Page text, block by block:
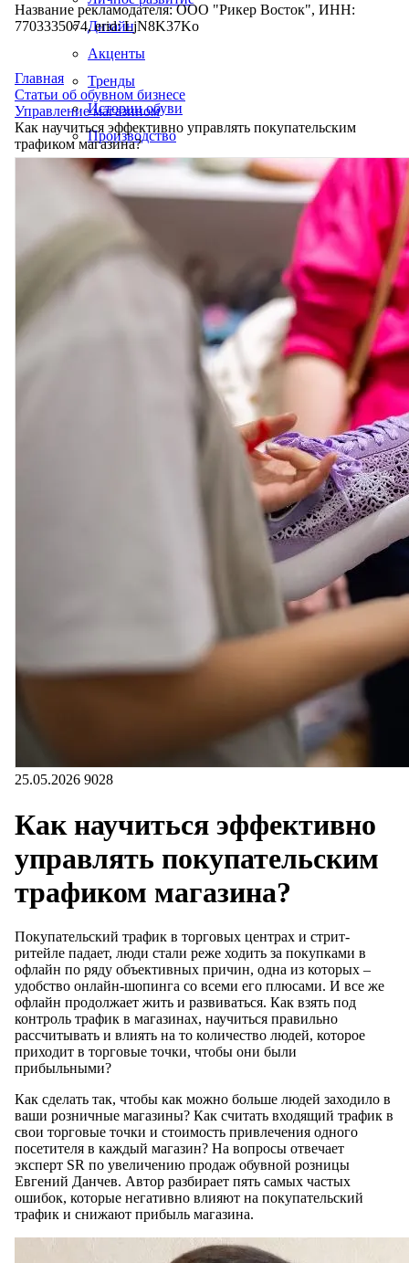
Дизайн
Акценты
Тренды
Истории обуви
Производство
Название рекламодателя: ООО "Рикер Восток", ИНН:
7703335074, erid: LjN8K37Ko
Главная
Статьи об обувном бизнесе
Управление магазином
Как научиться эффективно управлять покупательским
трафиком магазина?
25.05.2026 9028
Как научиться эффективно
управлять покупательским
трафиком магазина?
Покупательский трафик в торговых центрах и стрит-
ритейле падает, люди стали реже ходить за покупками в
офлайн по ряду объективных причин, одна из которых –
удобство онлайн-шопинга со всеми его плюсами. И все же
офлайн продолжает жить и развиваться. Как взять под
контроль трафик в магазинах, научиться правильно
рассчитывать и влиять на то количество людей, которое
приходит в торговые точки, чтобы они были
прибыльными?
Как сделать так, чтобы как можно больше людей заходило в
ваши розничные магазины? Как считать входящий трафик в
свои торговые точки и стоимость привлечения одного
посетителя в каждый магазин? На вопросы отвечает
эксперт SR по увеличению продаж обувной розницы
Евгений Данчев. Автор разбирает пять самых частых
ошибок, которые негативно влияют на покупательский
трафик и снижают прибыль магазина.